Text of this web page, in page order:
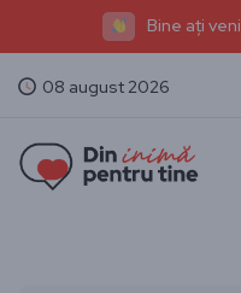
Bine ați
08 august 2026